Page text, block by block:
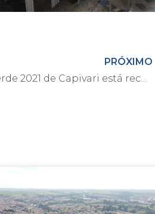
PRÓXIMO
IPTU Verde 2021 de Capivari está recebendo requerimentos